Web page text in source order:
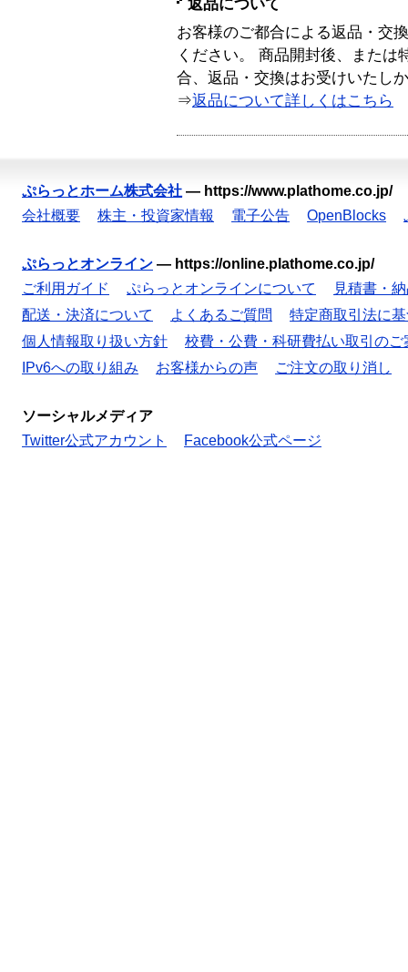
返品について
お客様のご都合による返品・交
ください。 商品開封後、または
合、返品・交換はお受けいたし
⇒返品について詳しくはこちら
ぷらっとホーム株式会社 — https://www.plathome.co.jp/
会社概要
株主・投資家情報 電子公告 OpenBlocks
ぷらっとオンライン — https://online.plathome.co.jp/
ご利用ガイド
ぷらっとオンラインについて
見積書・
配送・決済について
よくあるご質問
特定商取引法に
個人情報取り扱い方針
校費・公費・科研費払い取引のご
IPv6への取り組み
お客様からの声 ご注文の取り消し
ソーシャルメディア
Twitter公式アカウント
Facebook公式ページ